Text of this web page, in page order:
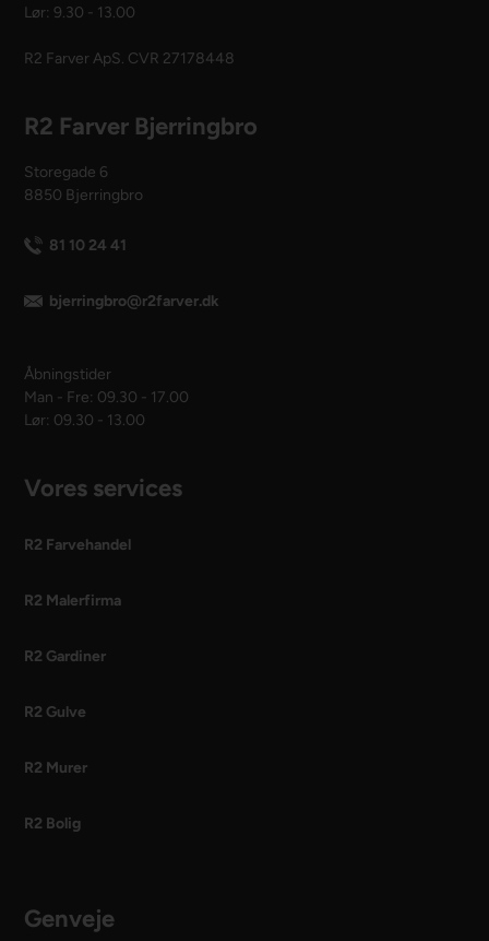
Lør: 9.30 - 13.00
R2 Farver ApS. CVR 27178448
R2 Farver Bjerringbro
Storegade 6
8850 Bjerringbro
81 10 24 41
bjerringbro@r2farver.dk
Åbningstider
Man - Fre: 09.30 - 17.00
Lør: 09.30 - 13.00
Vores services
R2 Farvehandel
R2 Malerfirma
R2 Gardiner
R2 Gulve
R2 Murer
R2 Bolig
Genveje